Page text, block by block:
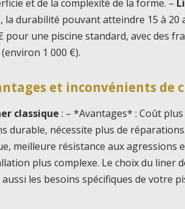
et de la complexité de la forme. –
la durabilité pouvant atteindre 15 à 20
pour une piscine standard, avec des
1 000 €).
et inconvénients de
classique : – *Avantages* : Coût
durable, nécessite plus de
meilleure résistance aux agressions
plus complexe. Le choix du liner
aussi les besoins spécifiques de votre